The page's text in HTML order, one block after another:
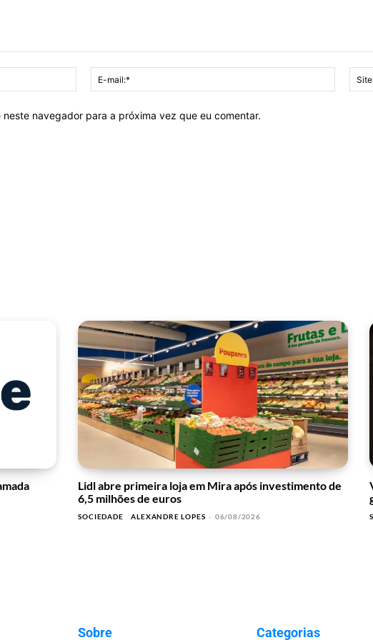
Nome:*
mail:*
neste navegador para a próxima vez que eu comentar.
Lidl abre primeira loja em Mira após investimento de
6,5 milhões de euros
SOCIEDADE ALEXANDRE LOPES - 06/08/2026
Sobre Categorias